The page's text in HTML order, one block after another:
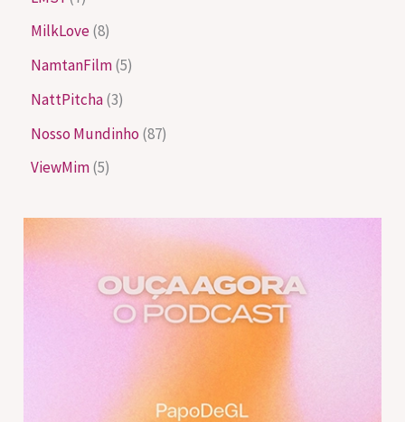
MilkLove(8)
NamtanFilm(5)
NattPitcha(3)
Nosso Mundinho (87)
ViewMim(5)